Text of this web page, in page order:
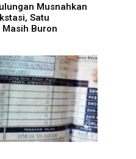
Musnahkan
Satu
Buron